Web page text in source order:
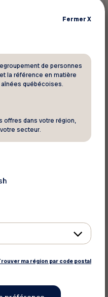
20% à 25%
produits par le
FermerX
de personnes
la référence en matière
québécoises.
offres dans votre région,
secteur.
ma région par code postal